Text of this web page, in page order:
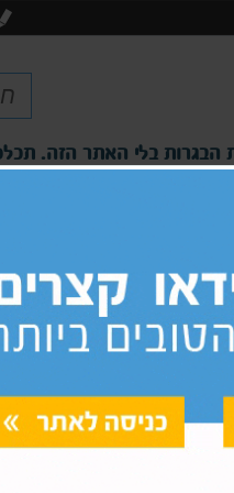
הבגרות בלי האתר הזה.
והמורים ברורים.
פסיכומטרי מימד
אמיר/ם